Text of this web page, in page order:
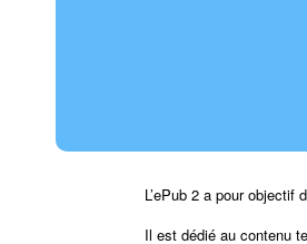
L’ePub 2 a pour objectif
Il est dédié au contenu